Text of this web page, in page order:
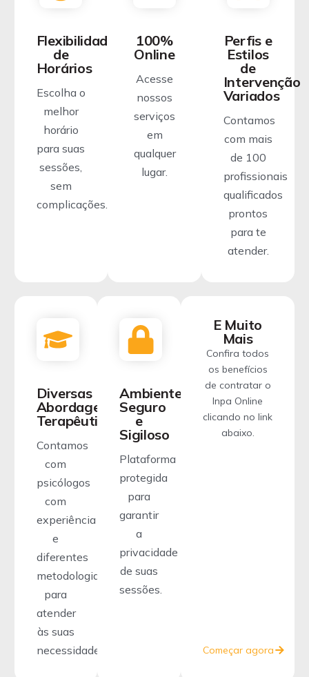
Flexibilidade
de
Horários
Escolha o
melhor
horário
para suas
sessões,
sem
complicações.
100%
Online
Acesse
nossos
serviços
em
qualquer
lugar.
Perfis e
Estilos
de
Intervenção
Variados
Contamos
com mais
de 100
profissionais
qualificados
prontos
para te
atender.
Diversas
Abordagens
Terapêuticas
Contamos
com
psicólogos
com
experiência
e
diferentes
metodologias
para
atender
às suas
necessidades.
Ambiente
Seguro
e
Sigiloso
Plataforma
protegida
para
garantir
a
privacidade
de suas
sessões.
E Muito
Mais
Confira todos
os benefícios
de contratar o
Inpa Online
clicando no link
abaixo.
Começar agora